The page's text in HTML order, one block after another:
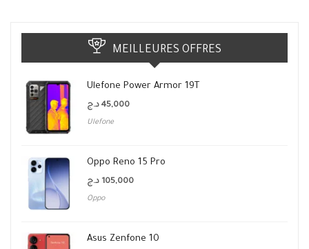
MEILLEURES OFFRES
Ulefone Power Armor 19T
45,000 د.ج
Ulefone
Oppo Reno 15 Pro
105,000 د.ج
Oppo
Asus Zenfone 10